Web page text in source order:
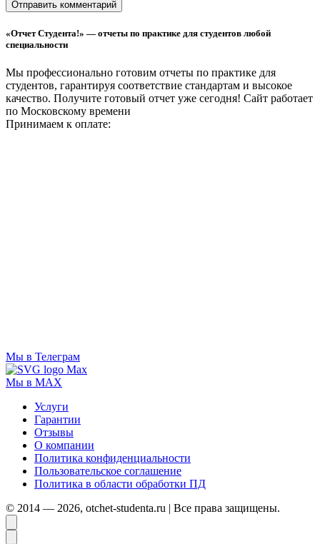
«Отчет Студента!» — отчеты по практике для студентов любой
специальности
Мы профессионально готовим отчеты по практике для
студентов, гарантируя соответствие стандартам и высокое
качество. Получите готовый отчет уже сегодня! Сайт работает
по Московскому времени
Принимаем к оплате:
Мы в Телеграм
Мы в MAX
Услуги
Гарантии
Отзывы
О компании
Политика конфиденциальности
Пользовательское соглашение
Политика в области обработки ПД
© 2014 — 2026, otchet-studenta.ru | Все права защищены.